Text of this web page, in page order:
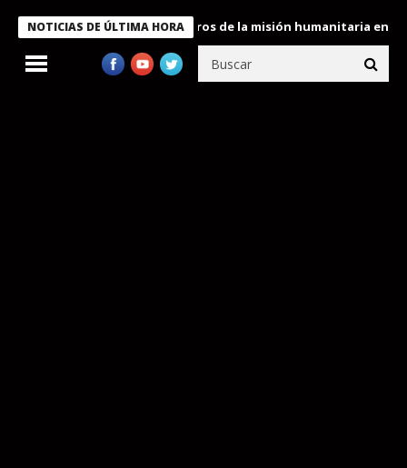
NOTICIAS DE ÚLTIMA HORA
condecora a miembros de la misión humanitaria enviada a